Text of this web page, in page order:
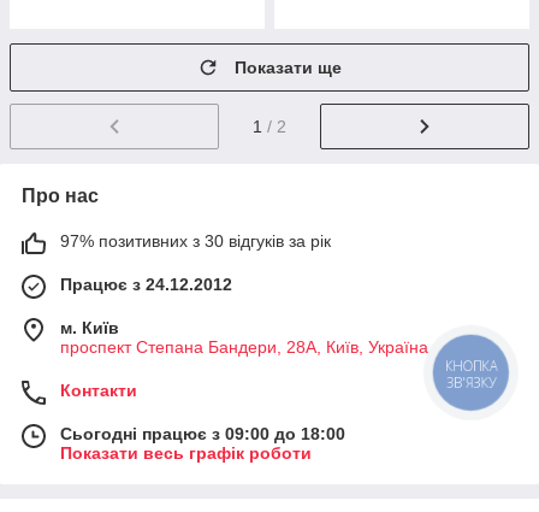
Показати ще
1 / 2
Про нас
97% позитивних з 30 відгуків за рік
Працює з 24.12.2012
м. Київ
проспект Степана Бандери, 28А, Київ, Україна
Контакти
Сьогодні працює з 09:00 до 18:00
Показати весь графік роботи
КНОПКА
ЗВ'ЯЗКУ